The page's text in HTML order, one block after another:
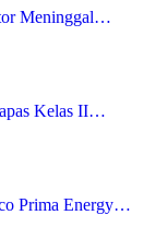
Meninggal…
Kelas II…
Prima Energy…